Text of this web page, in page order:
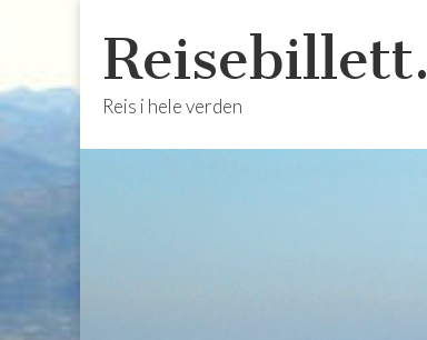
Reis i hele verden